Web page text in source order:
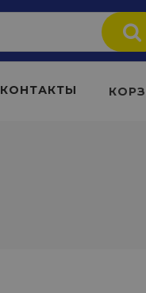
КОНТАКТЫ